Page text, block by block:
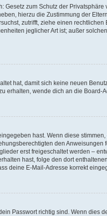
zum Schutz der
hierzu die Zustimmung der
zutrifft, ziehe einen
jeglicher Art ist; außer
hat, damit sich keine neuen
erhalten, wende dich an die Board-
hast. Wenn diese
den
erst freigeschaltet werden –
hast, folge den dort
deine E-Mail-Adresse korrekt
Passwort richtig sind. Wenn